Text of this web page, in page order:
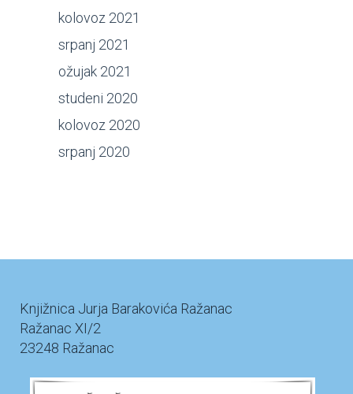
kolovoz 2021
srpanj 2021
ožujak 2021
studeni 2020
kolovoz 2020
srpanj 2020
Knjižnica Jurja Barakovića Ražanac
Ražanac XI/2
23248 Ražanac